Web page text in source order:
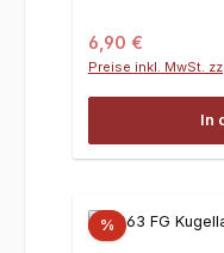
Regulärer Preis:
6,90 €
Preise inkl. MwSt.
In
%